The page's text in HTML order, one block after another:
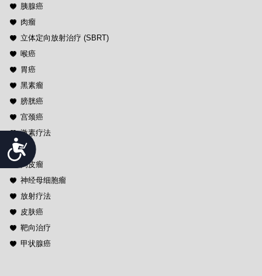
Accessibility
胰腺癌
肉瘤
立体定向放射治疗 (SBRT)
喉癌
胃癌
黑素瘤
膀胱癌
宫颈癌
激素疗法
肾癌
间皮瘤
神经母细胞瘤
放射疗法
皮肤癌
靶向治疗
甲状腺癌